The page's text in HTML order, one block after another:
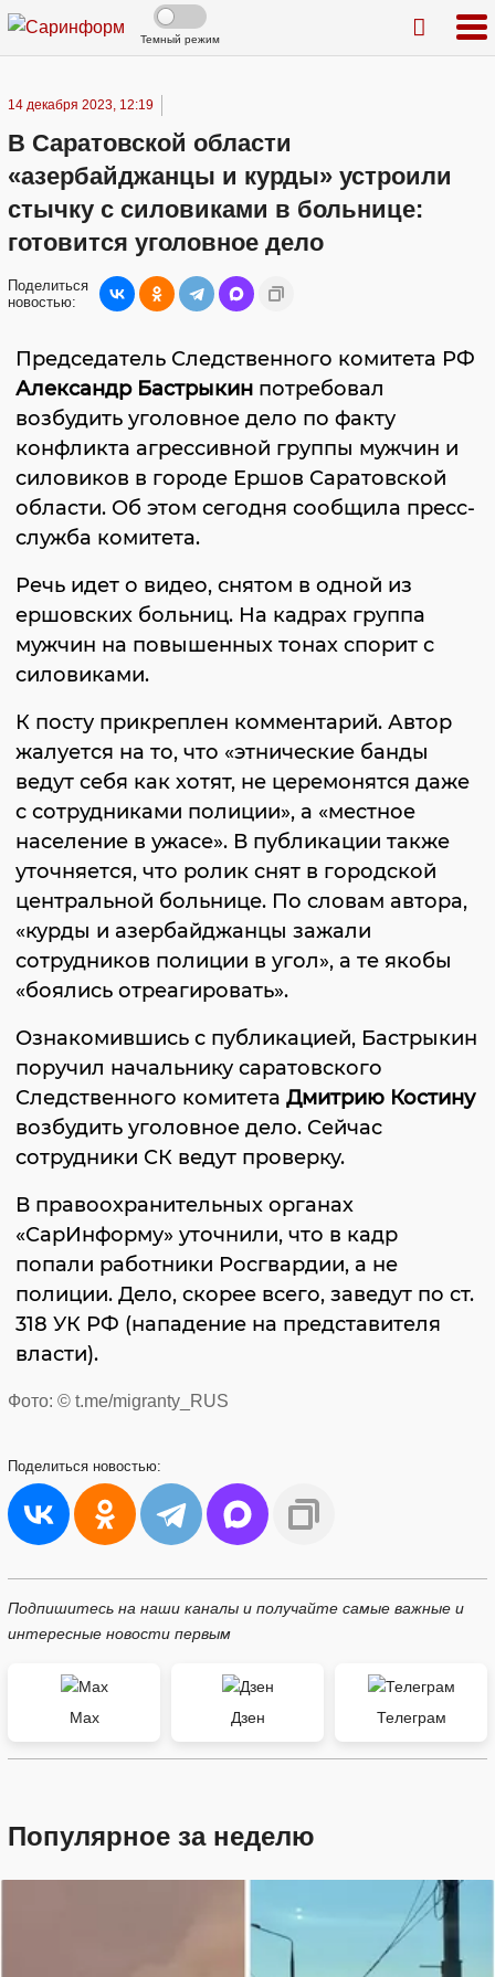
Темный режим
14 декабря 2023, 12:19
В Саратовской области
«азербайджанцы и курды» устроили
стычку с силовиками в больнице:
готовится уголовное дело
Поделиться
новостью:
Председатель Следственного комитета РФ
Александр Бастрыкин потребовал
возбудить уголовное дело по факту
конфликта агрессивной группы мужчин и
силовиков в городе Ершов Саратовской
области. Об этом сегодня сообщила пресс-
служба комитета.
Речь идет о видео, снятом в одной из
ершовских больниц. На кадрах группа
мужчин на повышенных тонах спорит с
силовиками.
К посту прикреплен комментарий. Автор
жалуется на то, что «этнические банды
ведут себя как хотят, не церемонятся даже
с сотрудниками полиции», а «местное
население в ужасе». В публикации также
уточняется, что ролик снят в городской
центральной больнице. По словам автора,
«курды и азербайджанцы зажали
сотрудников полиции в угол», а те якобы
«боялись отреагировать».
Ознакомившись с публикацией, Бастрыкин
поручил начальнику саратовского
Следственного комитета Дмитрию Костину
возбудить уголовное дело. Сейчас
сотрудники СК ведут проверку.
В правоохранительных органах
«СарИнформу» уточнили, что в кадр
попали работники Росгвардии, а не
полиции. Дело, скорее всего, заведут по ст.
318 УК РФ (нападение на представителя
власти).
Фото: © t.me/migranty_RUS
Поделиться новостью:
Подпишитесь на наши каналы и получайте самые важные и
интересные новости первым
Max Дзен Телеграм
Популярное за неделю